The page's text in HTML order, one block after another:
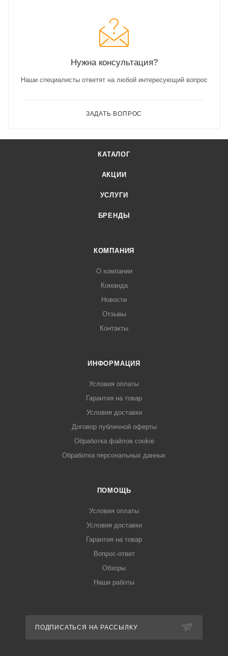
Нужна консультация?
Наши специалисты ответят на любой интересующий вопрос
ЗАДАТЬ ВОПРОС
КАТАЛОГ
АКЦИИ
УСЛУГИ
БРЕНДЫ
КОМПАНИЯ
О компании
Команда
Новости
Отзывы
Контакты
ИНФОРМАЦИЯ
Условия оплаты
Гарантия на товар
Условия доставки
Договор публичной оферты
Обработка файлов cookie
Обработка персональных данных
ПОМОЩЬ
Условия оплаты
Условия доставки
Гарантия на товар
Вопрос-ответ
Обзоры
Наши работы
ПОДПИСАТЬСЯ НА РАССЫЛКУ